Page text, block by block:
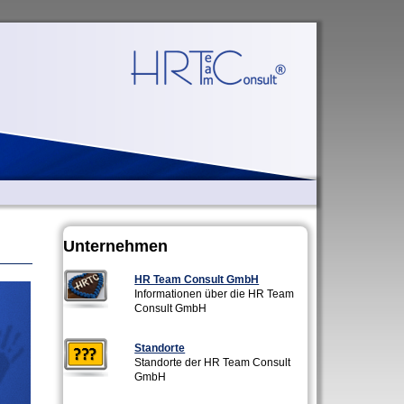
Unternehmen
HR Team Consult GmbH
Informationen über die HR Team
Consult GmbH
Standorte
Standorte der HR Team Consult
GmbH